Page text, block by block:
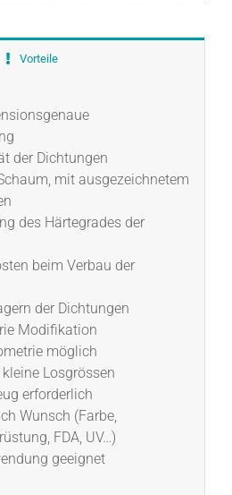
Vorteile
der Dichtungen
mit ausgezeichnetem
des Härtegrades der
beim Verbau der
der Dichtungen
Modifikation
möglich
Losgrössen
erforderlich
Wunsch (Farbe,
FDA, UV…)
geeignet